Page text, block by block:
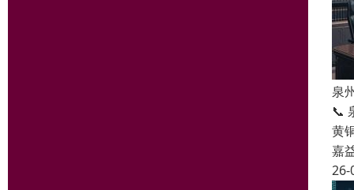
泉
📞
黄
嘉
26-